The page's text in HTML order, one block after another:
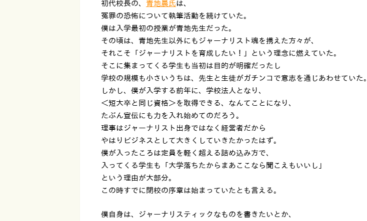
初代校長の、 青地晨氏は、
冤罪の恐怖について執筆活動を続けていた。
僕は入学最初の授業が青地先生だった。
その頃は、青地先生以外にもジャーナリスト魂を携えた方々が、
それこそ「ジャーナリストを育成したい！」という理念に燃えていた。
そこに集まってくる学生も当初は目的が明確だったし
学校の規模も小さいうちは、先生と生徒がガチンコで意志を通じあわせていた。
しかし、僕が入学する前年に、学校法人となり、
＜短大卒と同じ資格＞を取得できる、なんてことになり、
たぶん宣伝にも力を入れ始めてのだろう。
理事はジャーナリスト出身ではなく経営者だから
やはりビジネスとして大きくしていきたかったはず。
僕が入ったころは定員を軽く超える詰め込み方で、
入ってくる学生も「大学落ちたからまあここなら聞こえもいいし」
という理由が大部分。
この時すでに閉校の序章は始まっていたとも言える。
僕自身は、ジャーナリスティックなものを書きたいとか、